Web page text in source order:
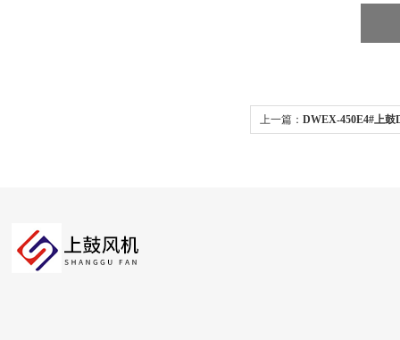
上一篇： DWEX-450E4#上